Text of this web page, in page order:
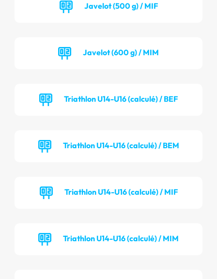
Javelot (500 g) / MIF
Javelot (600 g) / MIM
Triathlon U14-U16 (calculé) / BEF
Triathlon U14-U16 (calculé) / BEM
Triathlon U14-U16 (calculé) / MIF
Triathlon U14-U16 (calculé) / MIM